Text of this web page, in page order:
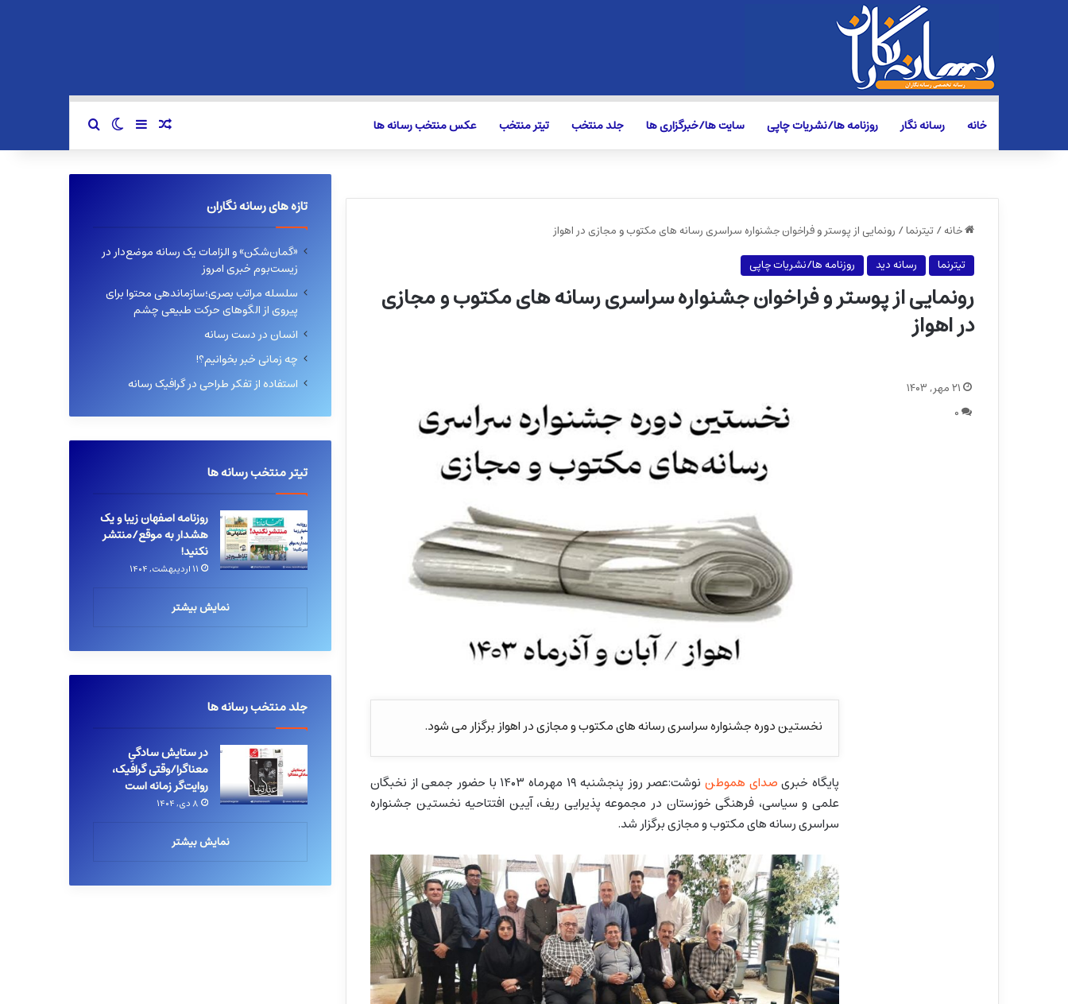
خانه رسانه نگار روزنامه ها/نشریات چاپی سایت ها/خبرگزاری ها جلد منتخب تیتر منتخب عکس منتخب رسانه ها نوشته تصادفی
سایدبارتغییر پوسته
خانه/تیترنما/ رونمایی از پوستر و فراخوان جشنواره سراسری رسانه های مکتوب و مجازی در اهواز
تیترنما
رسانه دید روزنامه ها/نشریات چاپی
رونمایی از پوستر و فراخوان جشنواره سراسری رسانه های مکتوب و مجازی
در اهواز
نخستین دوره جشنواره سراسری رسانه های مکتوب و مجازی در اهواز برگزار می شود.
پایگاه خبریصدای هموطن
نوشت:عصر روز پنجشنبه ۱۹ مهرماه ۱۴۰۳ با حضور جمعی از نخبگان
علمی و سیاسی، فرهنگی خوزستان در مجموعه پذیرایی ریف، آیین افتتاحیه نخستین جشنواره
سراسری رسانه های مکتوب و مجازی برگزار شد.
۲۱ مهر, ۱۴۰۳
۰
تازه های رسانه نگاران
«گمان‌شکن» و الزامات یک رسانه موضع‌دار در
زیست‌بوم خبری امروز
سلسله مراتب بصری؛سازماندهی محتوا برای
پیروی از الگوهای حرکت طبیعی چشم
انسان در دست رسانه
چه زمانی خبر بخوانیم؟!
استفاده از تفکر طراحی در گرافیک رسانه
تیتر منتخب رسانه ها
روزنامه اصفهان زیبا و یک
هشدار به موقع/منتشر
نکنید!
۱۱ اردیبهشت, ۱۴۰۴
نمایش بیشتر
جلد منتخب رسانه ها
در ستایش سادگیِ
معناگرا/وقتی گرافیک،
روایت‌گر زمانه است
۸ دی, ۱۴۰۴
نمایش بیشتر